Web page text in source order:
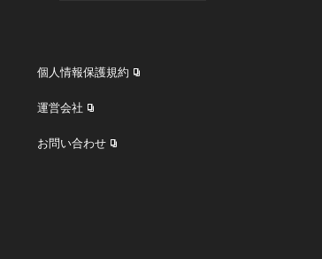
個人情報保護規約
運営会社
お問い合わせ